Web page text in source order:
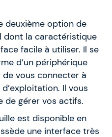
deuxième option de
dont la caractéristique
facile à utiliser. Il se
d’un périphérique
de vous connecter à
Il vous
de gérer vos actifs.
est disponible en
une interface très